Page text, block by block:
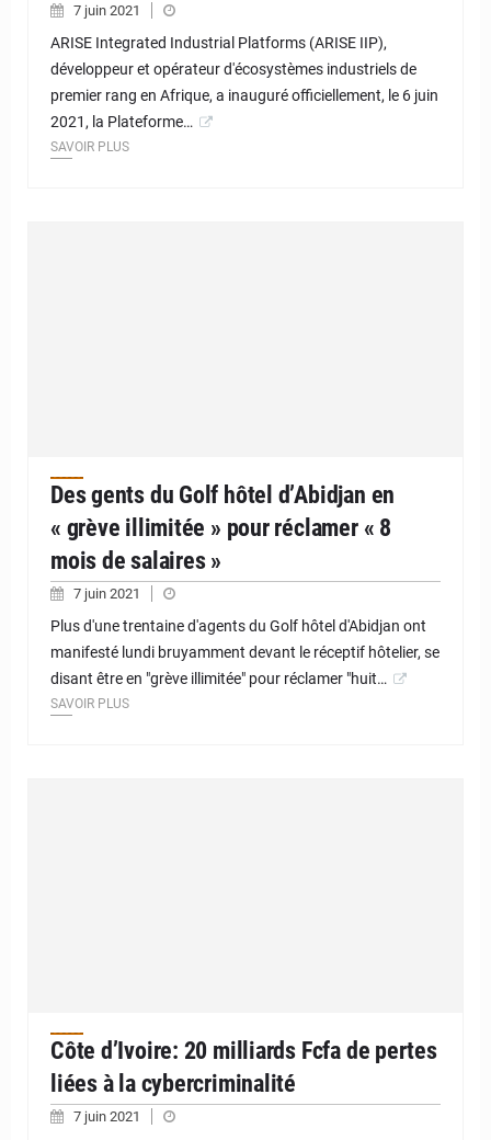
7 juin 2021
ARISE Integrated Industrial Platforms (ARISE IIP),
développeur et opérateur d'écosystèmes industriels de
premier rang en Afrique, a inauguré officiellement, le 6 juin
2021, la Plateforme…
SAVOIR PLUS
Des gents du Golf hôtel d’Abidjan en
« grève illimitée » pour réclamer « 8
mois de salaires »
7 juin 2021
Plus d'une trentaine d'agents du Golf hôtel d'Abidjan ont
manifesté lundi bruyamment devant le réceptif hôtelier, se
disant être en "grève illimitée" pour réclamer "huit…
SAVOIR PLUS
Côte d’Ivoire: 20 milliards Fcfa de pertes
liées à la cybercriminalité
7 juin 2021